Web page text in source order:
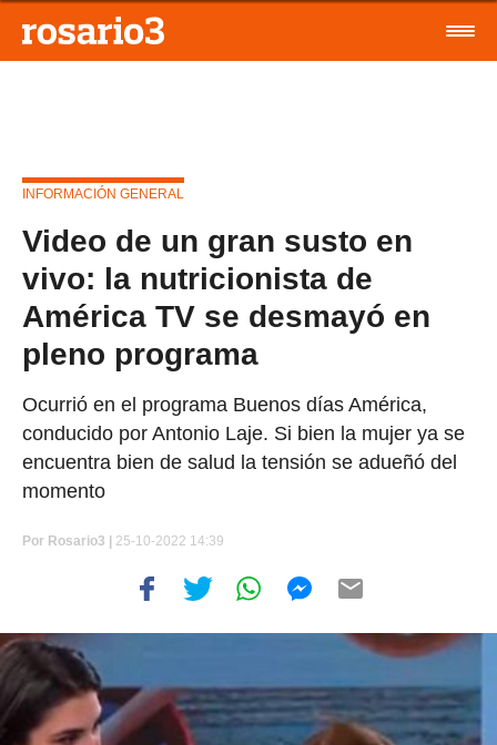
INFORMACIÓN GENERAL
Video de un gran susto en
vivo: la nutricionista de
América TV se desmayó en
pleno programa
Ocurrió en el programa Buenos días América,
conducido por Antonio Laje. Si bien la mujer ya se
encuentra bien de salud la tensión se adueñó del
momento
Por Rosario3 | 25-10-2022 14:39